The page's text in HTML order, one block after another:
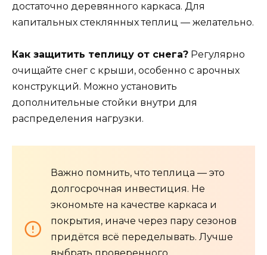
достаточно деревянного каркаса. Для
капитальных стеклянных теплиц — желательно.
Как защитить теплицу от снега? Регулярно
очищайте снег с крыши, особенно с арочных
конструкций. Можно установить
дополнительные стойки внутри для
распределения нагрузки.
Важно помнить, что теплица — это
долгосрочная инвестиция. Не
экономьте на качестве каркаса и
покрытия, иначе через пару сезонов
придётся всё переделывать. Лучше